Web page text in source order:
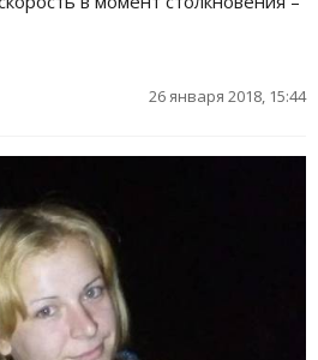
26 января 2018, 15:44